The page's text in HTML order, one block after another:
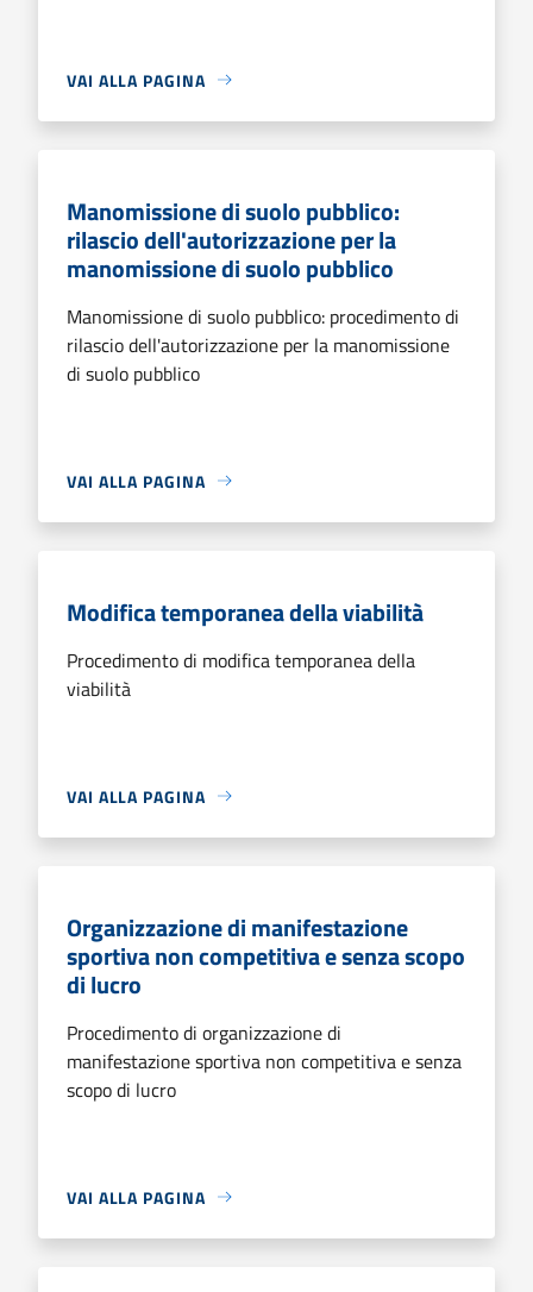
VAI ALLA PAGINA
Manomissione di suolo pubblico:
rilascio dell'autorizzazione per la
manomissione di suolo pubblico
Manomissione di suolo pubblico: procedimento di
rilascio dell'autorizzazione per la manomissione
di suolo pubblico
VAI ALLA PAGINA
Modifica temporanea della viabilità
Procedimento di modifica temporanea della
viabilità
VAI ALLA PAGINA
Organizzazione di manifestazione
sportiva non competitiva e senza scopo
di lucro
Procedimento di organizzazione di
manifestazione sportiva non competitiva e senza
scopo di lucro
VAI ALLA PAGINA